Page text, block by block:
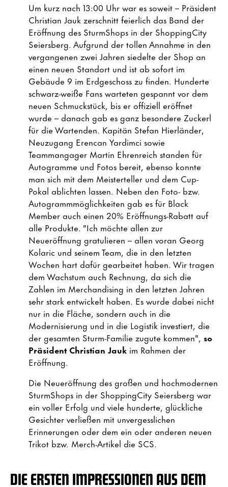
Um kurz nach 13:00 Uhr war es soweit – Präsident
Christian Jauk zerschnitt feierlich das Band der
Eröffnung des SturmShops in der ShoppingCity
Seiersberg. Aufgrund der tollen Annahme in den
vergangenen zwei Jahren siedelte der Shop an
einen neuen Standort und ist ab sofort im
Gebäude 9 im Erdgeschoss zu finden. Hunderte
schwarz-weiße Fans warteten gespannt vor dem
neuen Schmuckstück, bis er offiziell eröffnet
wurde – danach gab es ganz besondere Zuckerl
für die Wartenden. Kapitän Stefan Hierländer,
Neuzugang Erencan Yardimci sowie
Teammangager Martin Ehrenreich standen für
Autogramme und Fotos bereit, ebenso konnte
man sich mit dem Meisterteller und dem Cup-
Pokal ablichten lassen. Neben den Foto- bzw.
Autogrammmöglichkeiten gab es für Black
Member auch einen 20% Eröffnungs-Rabatt auf
alle Produkte. "Ich möchte allen zur
Neueröffnung gratulieren – allen voran Georg
Kolaric und seinem Team, die in den letzten
Wochen hart dafür gearbeitet haben. Wir tragen
dem Wachstum auch Rechnung, da sich die
Zahlen im Merchandising in den letzten Jahren
sehr stark entwickelt haben. Es wurde dabei nicht
nur in die Fläche, sondern auch in die
Modernisierung und in die Logistik investiert, die
der gesamten Sturm-Familie zugute kommen", so
Präsident Christian Jauk im Rahmen der
Eröffnung.
Die Neueröffnung des großen und hochmodernen
SturmShops in der ShoppingCity Seiersberg war
ein voller Erfolg und viele hunderte, glückliche
Gesichter verließen mit unvergesslichen
Erinnerungen oder dem ein oder anderen neuen
Trikot bzw. Merch-Artikel die SCS.
DIE ERSTEN IMPRESSIONEN AUS DEM